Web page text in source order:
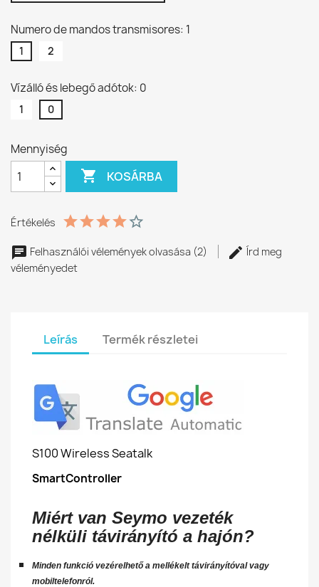
Numero de mandos transmisores: 1
1 2
Vízálló és lebegő adótok: 0
1 0
Mennyiség
 KOSÁRBA
Értékelés
Felhasználói vélemények olvasása (2)
Írd meg
véleményedet
Leírás Termék részletei
S100 Wireless Seatalk
SmartController
Miért van Seymo vezeték
nélküli távirányító a hajón?
Minden funkció vezérelhető a mellékelt távirányítóval vagy
mobiltelefonról.